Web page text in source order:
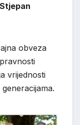
Stjepan
obveza
vrijednosti